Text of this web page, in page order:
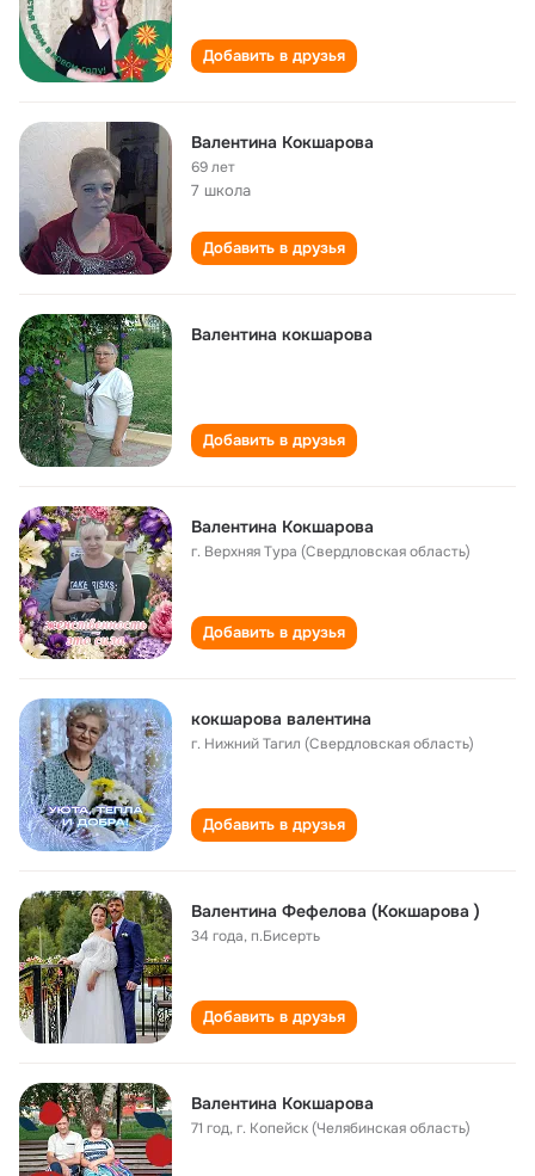
Добавить в друзья
Валентина Кокшарова
69 лет
7 школа
Добавить в друзья
Валентина кокшарова
Добавить в друзья
Валентина Кокшарова
г. Верхняя Тура (Свердловская область)
Добавить в друзья
кокшарова валентина
г. Нижний Тагил (Свердловская область)
Добавить в друзья
Валентина Фефелова (Кокшарова )
34 года,п.Бисерть
Добавить в друзья
Валентина Кокшарова
71 год,г. Копейск (Челябинская область)